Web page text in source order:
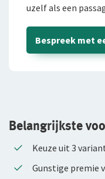
VvE Pakket
Ondernemers-
Hippisch Particulier
Schade melden
Informatie
Voor
Contactformulier
Klachtenregeling
Over De Zeeuwse
Wie wij zijn
Ons beleid
uzelf als een
Bespreek met
Belangrijkste
Keuze uit 3
Gunstige premie